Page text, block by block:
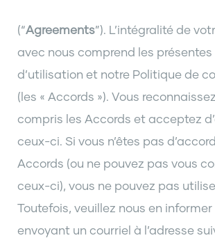
(“Agreements”). L’intégralité de
avec nous comprend les
d’utilisation et notre Politique de
(les « Accords »). Vous
compris les Accords et acceptez
ceux-ci. Si vous n’êtes pas
Accords (ou ne pouvez pas vous
ceux-ci), vous ne pouvez pas
Toutefois, veuillez nous en informer
envoyant un courriel à l’adresse